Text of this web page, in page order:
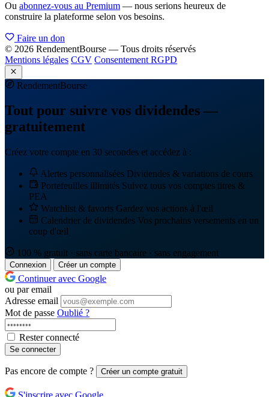
Ou abonnez-vous au Premium — nous serions heureux de
construire la plateforme selon vos besoins.
Faire un don
© 2026 RendementBourse — Tous droits réservés
Mentions légales CGV Consentement RGPD
RendementBourse
Tout pour suivre vos dividendes —
gratuitement
Créez votre compte en 30 secondes et accédez à :
Alertes personnalisées Dividendes & variations de cours
Portefeuilles illimités Suivez tous vos comptes titres &
PEA
Watchlist & favoris Gardez vos actions à l'œil
Calendrier de dividendes Vos prochains versements en un
coup d'œil
100 % gratuit · sans carte bancaire · sans engagement
Connexion Créer un compte
Continuer avec Google
ou par email
Adresse email
Mot de passe Oublié ?
Rester connecté
Se connecter
Pas encore de compte ? Créer un compte gratuit